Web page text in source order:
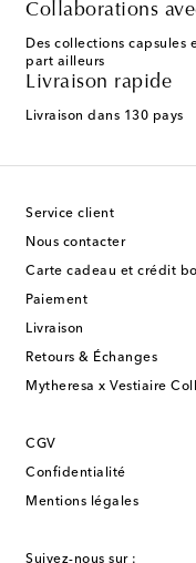
Collaborations
Des collections capsules
part ailleurs
Livraison rapide
Livraison dans 130 pays
Service client
Nous contacter
Carte cadeau et crédit
Paiement
Livraison
Retours & Échanges
Mytheresa x Vestiaire
CGV
Confidentialité
Mentions légales
Suivez-nous sur :